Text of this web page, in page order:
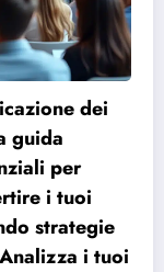
dei
guida
per
i tuoi
strategie
i tuoi